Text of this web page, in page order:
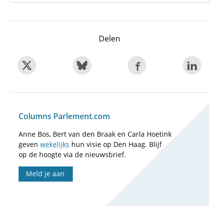
Delen
Columns Parlement.com
Anne Bos, Bert van den Braak en Carla Hoetink
geven wekelijks hun visie op Den Haag. Blijf
op de hoogte via de nieuwsbrief.
Meld je aan